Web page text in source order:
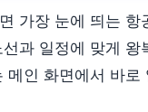
가장 눈에 띄는
과 일정에 맞게
메인 화면에서 바